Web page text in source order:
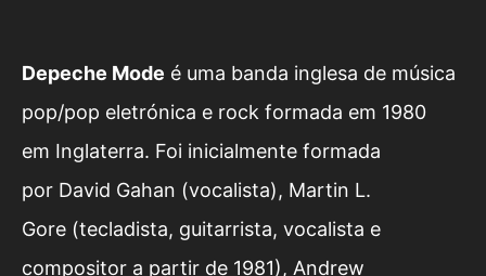
Depeche Mode é uma banda inglesa de música
pop/pop eletrónica e rock formada em 1980
em Inglaterra. Foi inicialmente formada
por David Gahan (vocalista), Martin L.
Gore (tecladista, guitarrista, vocalista e
compositor a partir de 1981), Andrew